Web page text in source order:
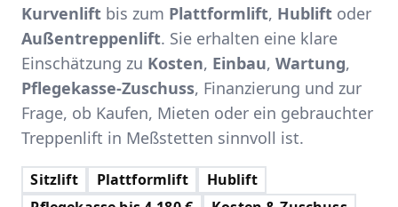
Kurvenlift bis zum Plattformlift, Hublift oder
Außentreppenlift. Sie erhalten eine klare
Einschätzung zu Kosten, Einbau, Wartung,
Pflegekasse-Zuschuss, Finanzierung und zur
Frage, ob Kaufen, Mieten oder ein gebrauchter
Treppenlift in Meßstetten sinnvoll ist.
Sitzlift Plattformlift
Hublift